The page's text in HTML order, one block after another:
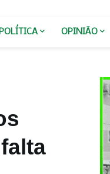
POLÍTICA OPINIÃO